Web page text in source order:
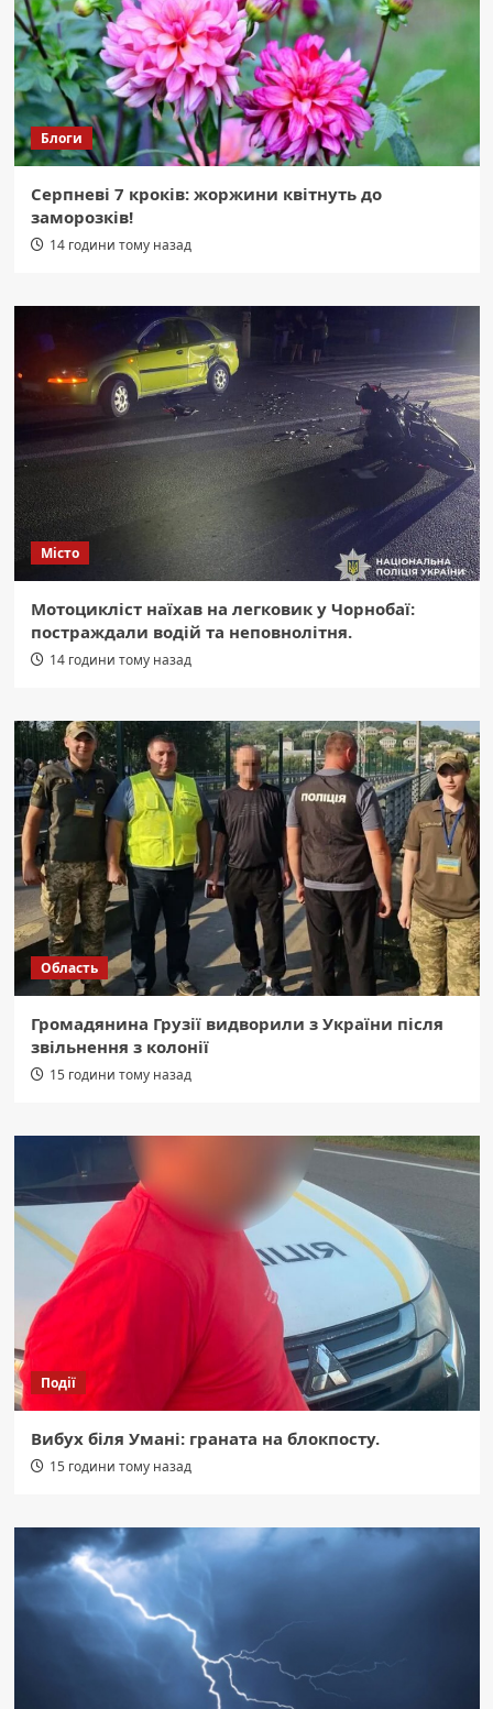
Блоги
Серпневі 7 кроків: жоржини квітнуть до
заморозків!
14 години тому назад
Місто
Мотоцикліст наїхав на легковик у Чорнобаї:
постраждали водій та неповнолітня.
14 години тому назад
Область
Громадянина Грузії видворили з України після
звільнення з колонії
15 години тому назад
Події
Вибух біля Умані: граната на блокпосту.
15 години тому назад